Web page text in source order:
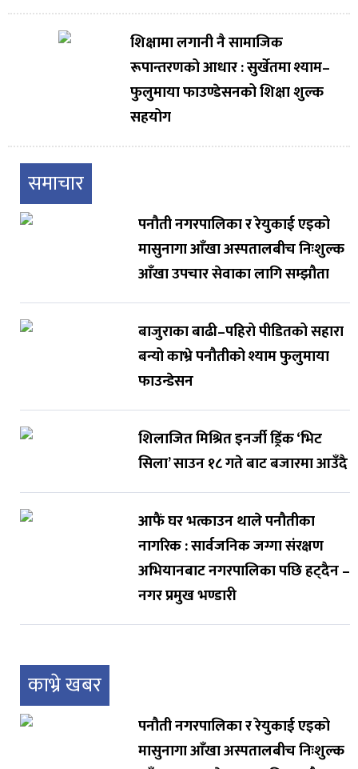
शिक्षामा लगानी नै सामाजिक
रूपान्तरणको आधार : सुर्खेतमा श्याम–
फुलुमाया फाउण्डेसनको शिक्षा शुल्क
सहयोग
समाचार
पनौती नगरपालिका र रेयुकाई एइको
मासुनागा आँखा अस्पतालबीच निःशुल्क
आँखा उपचार सेवाका लागि सम्झौता
बाजुराका बाढी–पहिरो पीडितको सहारा
बन्यो काभ्रे पनौतीको श्याम फुलुमाया
फाउन्डेसन
शिलाजित मिश्रित इनर्जी ड्रिंक ‘भिट
सिला’ साउन १८ गते बाट बजारमा आउँदै
आफैं घर भत्काउन थाले पनौतीका
नागरिक : सार्वजनिक जग्गा संरक्षण
अभियानबाट नगरपालिका पछि हट्दैन –
नगर प्रमुख भण्डारी
काभ्रे खबर
पनौती नगरपालिका र रेयुकाई एइको
मासुनागा आँखा अस्पतालबीच निःशुल्क